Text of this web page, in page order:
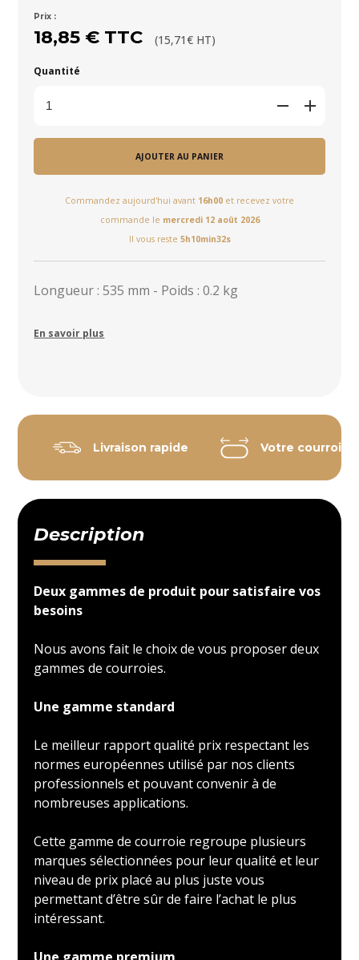
Prix :
18,85 € TTC (15,71€ HT)
Quantité
AJOUTER AU PANIER
Commandez aujourd'hui avant 16h00 et recevez votre
commande le mercredi 12 août 2026
Il vous reste 5h10min32s
Longueur : 535 mm - Poids : 0.2 kg
En savoir plus
Livraison rapide Votre courroie
Description
Deux gammes de produit pour satisfaire vos
besoins
Nous avons fait le choix de vous proposer deux
gammes de courroies.
Une gamme standard
Le meilleur rapport qualité prix respectant les
normes européennes utilisé par nos clients
professionnels et pouvant convenir à de
nombreuses applications.
Cette gamme de courroie regroupe plusieurs
marques sélectionnées pour leur qualité et leur
niveau de prix placé au plus juste vous
permettant d’être sûr de faire l’achat le plus
intéressant.